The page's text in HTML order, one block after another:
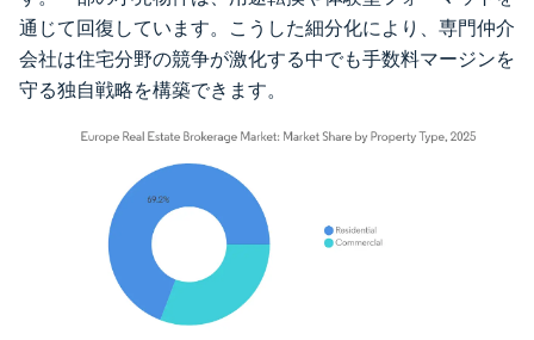
通じて回復しています。こうした細分化により、専門仲介
会社は住宅分野の競争が激化する中でも手数料マージンを
守る独自戦略を構築できます。